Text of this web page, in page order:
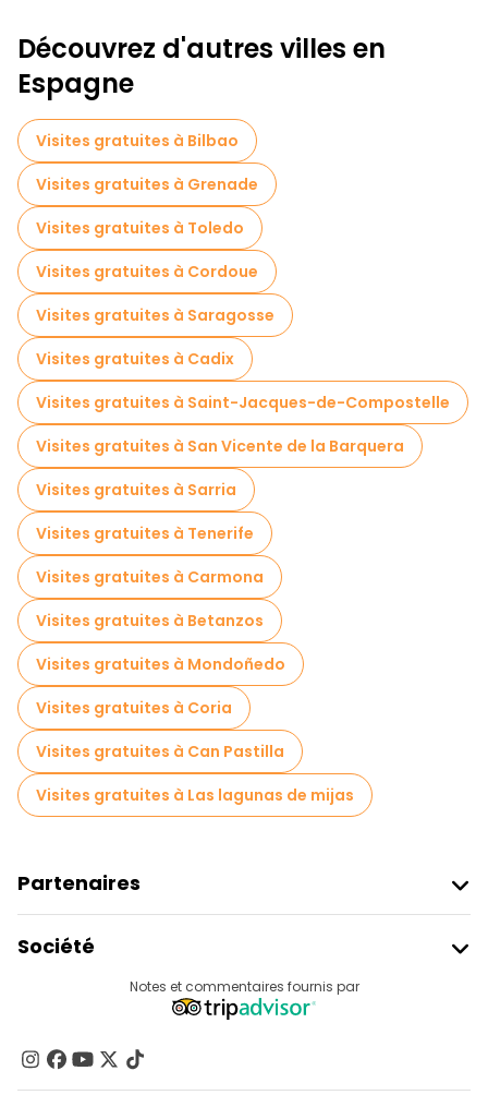
Visites gratuites à proximité Portal of France
Découvrez d'autres villes en
Espagne
Visites gratuites à Bilbao
Visites gratuites à Grenade
Visites gratuites à Toledo
Visites gratuites à Cordoue
Visites gratuites à Saragosse
Visites gratuites à Cadix
Visites gratuites à Saint-Jacques-de-Compostelle
Visites gratuites à San Vicente de la Barquera
Visites gratuites à Sarria
Visites gratuites à Tenerife
Visites gratuites à Carmona
Visites gratuites à Betanzos
Visites gratuites à Mondoñedo
Visites gratuites à Coria
Visites gratuites à Can Pastilla
Visites gratuites à Las lagunas de mijas
Partenaires
Connexion Du Fournisseur
Programme D’affiliation
Société
Contactez-Nous
Groupes
Notes et commentaires fournis par